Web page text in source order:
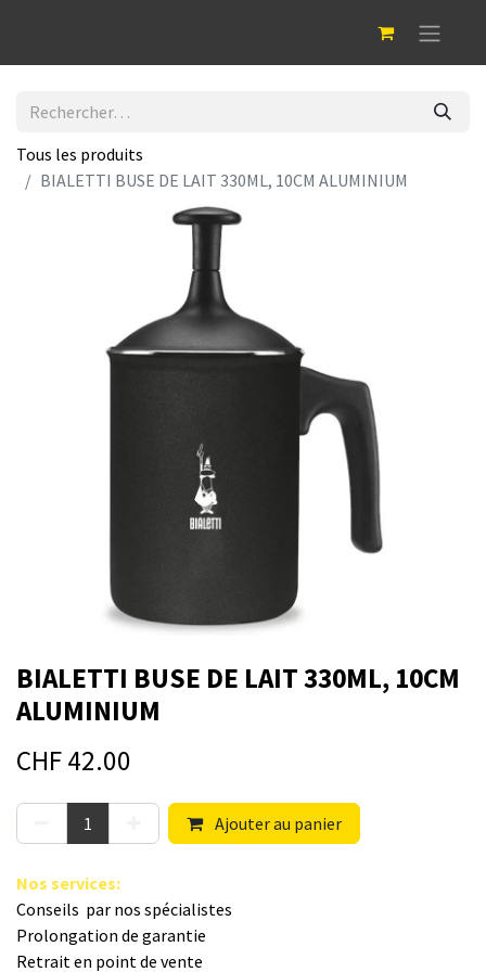
Tous les produits
BIALETTI BUSE DE LAIT 330ML, 10CM ALUMINIUM
BIALETTI BUSE DE LAIT 330ML, 10CM
ALUMINIUM
CHF42.00
Ajouter au panier
Nos s​ervices:
Conseils par nos spé​cialistes
Prolongation de garantie
Retrait en point de vente